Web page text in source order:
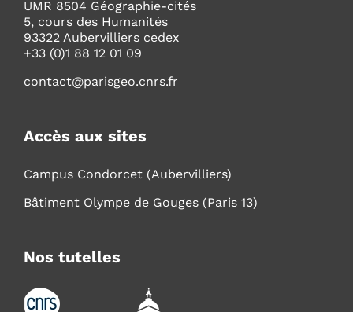
UMR 8504 Géographie-cités
5, cours des Humanités
93322 Aubervilliers cedex
+33 (0)1 88 12 01 09
contact@parisgeo.cnrs.fr
Accès aux sites
Campus Condorcet (Aubervilliers)
Bâtiment Olympe de Gouges (Paris 13)
Nos tutelles